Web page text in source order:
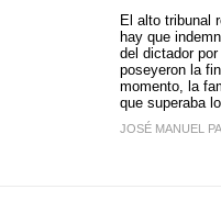
El alto tribunal
hay que
del dictador
poseyeron la
momento, la
que superaba
JOSÉ MANUEL